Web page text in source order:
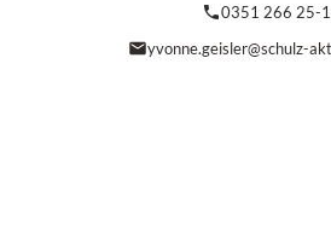
0351 266 25-
yvonne.geisler@schulz-